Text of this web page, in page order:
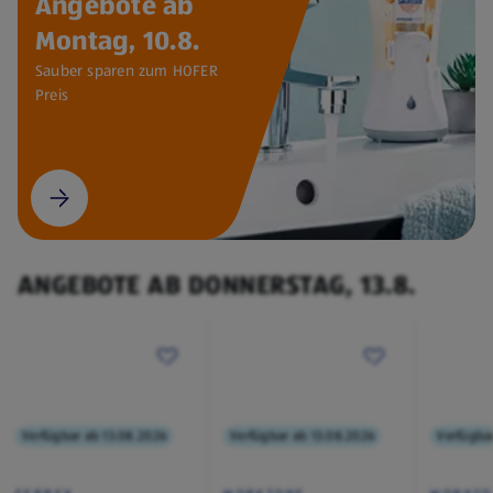
Montag, 10.8.
Sauber sparen zum HOFER
Preis
ANGEBOTE AB DONNERSTAG, 13.8.
Verfügbar ab 13.08.2026 Verfügbar ab 13.08.2026